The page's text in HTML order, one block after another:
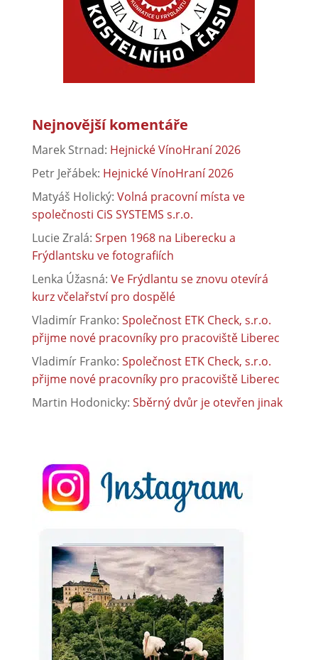
Nejnovější komentáře
Marek Strnad: Hejnické VínoHraní 2026
Petr Jeřábek: Hejnické VínoHraní 2026
Matyáš Holický: Volná pracovní místa ve
společnosti CiS SYSTEMS s.r.o.
Lucie Zralá: Srpen 1968 na Liberecku a
Frýdlantsku ve fotografiích
Lenka Úžasná: Ve Frýdlantu se znovu otevírá
kurz včelařství pro dospělé
Vladimír Franko: Společnost ETK Check, s.r.o.
přijme nové pracovníky pro pracoviště Liberec
Vladimír Franko: Společnost ETK Check, s.r.o.
přijme nové pracovníky pro pracoviště Liberec
Martin Hodonicky: Sběrný dvůr je otevřen jinak